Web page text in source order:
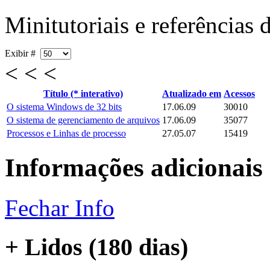
Minitutoriais e referências
Exibir #
< < <
Título (* interativo) Atualizado em Acessos
O sistema Windows de 32 bits
17.06.09
30010
O sistema de gerenciamento de arquivos 17.06.09
35077
Processos e Linhas de processo
27.05.07 15419
Informações adicionais
Fechar Info
+ Lidos (180 dias)